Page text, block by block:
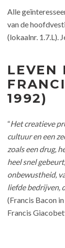
Alle
van de
(lokaalnr. 1.7.L).
LEVEN
1992)
“Het creatieve
cultuur en een
zoals een drug,
heel snel
onbewustheid,
liefde bedrijven,
(Francis Bacon
Francis